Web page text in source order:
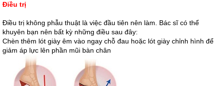
Điều trị
Điều trị không phẫu thuật là việc đầu tiên nên làm. Bác sĩ có thể
khuyên bạn nên bất kỳ những điều sau đây:
Chèn thêm lót giày êm vào ngay chỗ đau hoặc lót giày chỉnh hình để
giảm áp lực lên phần mũi bàn chân